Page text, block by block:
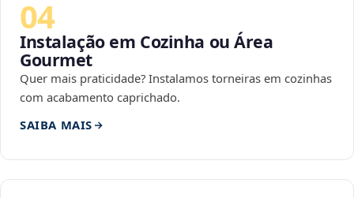
04
Instalação em Cozinha ou Área
Gourmet
Quer mais praticidade? Instalamos torneiras em cozinhas
com acabamento caprichado.
SAIBA MAIS